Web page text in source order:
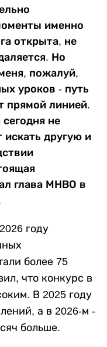
именно
открыта, не
Но
пожалуй,
уроков - путь
прямой линией.
не
искать другую и
глава МНВО в
году
более 75
что конкурс в
В 2025 году
а в 2026-м -
больше.